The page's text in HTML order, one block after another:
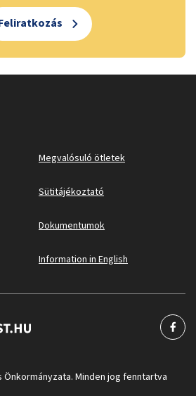
Megvalósuló ötletek
Sütitájékoztató
Dokumentumok
Information in English
Minden jog fenntartva